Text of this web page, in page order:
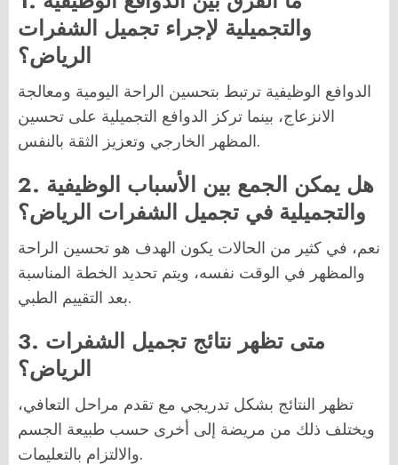
والتجميلية لإجراء تجميل الشفرات
الرياض؟
الدوافع الوظيفية ترتبط بتحسين الراحة اليومية ومعالجة
الانزعاج، بينما تركز الدوافع التجميلية على تحسين
المظهر الخارجي وتعزيز الثقة بالنفس.
2. هل يمكن الجمع بين الأسباب الوظيفية
والتجميلية في تجميل الشفرات الرياض؟
نعم، في كثير من الحالات يكون الهدف هو تحسين الراحة
والمظهر في الوقت نفسه، ويتم تحديد الخطة المناسبة
بعد التقييم الطبي.
3. متى تظهر نتائج تجميل الشفرات
الرياض؟
تظهر النتائج بشكل تدريجي مع تقدم مراحل التعافي،
ويختلف ذلك من مريضة إلى أخرى حسب طبيعة الجسم
والالتزام بالتعليمات.